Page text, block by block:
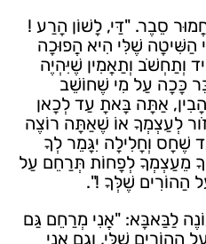
סֵבֶר. "דַּי, לָשׁוֹן הָרַע !
הַשִּׁיטָה שֶׁלִּי הִיא הֲפוּכָה
וְתַחְשֹׁב וְתַאֲמִין שֶׁיִּהְיֶה
כָּכָה עַל מִי שֶׁחוֹשֵׁב
אַתָּה בָּאתָ עַד לְכָאן
לְעַצְמְךָ אוֹ שֶׁאַתָּה רוֹצֶה
וְחָלִילָה יִגָּמֵר לְךָ
מֵעַצְמְךָ לְפָחוֹת תְּרַחֵם עַל
הַהוֹרִים שֶׁלְּךָ !".
לַבַּאבָּא: "אֲנִי מְרַחֵם גַּם
הַהוֹרִים שֶׁלִּי, וְגַם אֲנִי